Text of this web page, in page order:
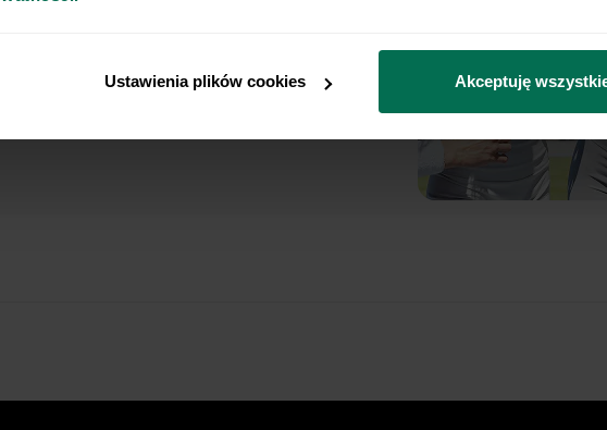
Ustawienia plików cookies Akceptuję
żywieniowy dopasowany do Twojej
by źle dobrana dieta ograniczała